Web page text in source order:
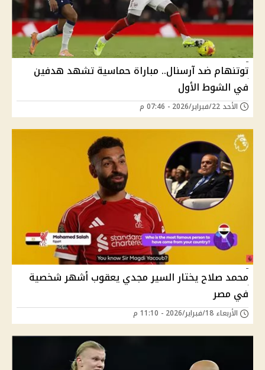
توتنهام ضد آرسنال.. مباراة حماسية تشهد هدفين
في الشوط الأول
الأحد 22/فبراير/2026 - 07:46 م
محمد صلاح يختار السير مجدي يعقوب أشهر شخصية
في مصر
الأربعاء 18/فبراير/2026 - 11:10 م